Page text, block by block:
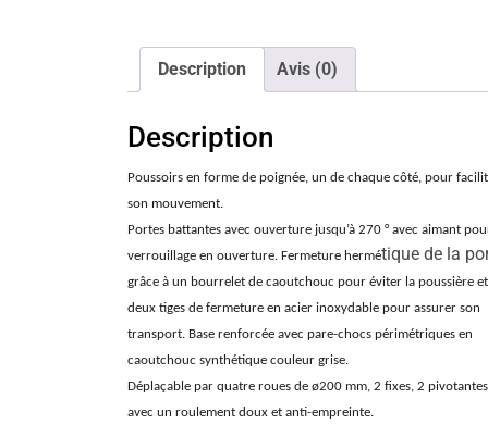
Description Avis (0)
Description
Poussoirs en forme de poignée, un de chaque côté, pour
son mouvement.
Portes battantes avec ouverture jusqu’à 270 ° avec aimant
verrouillage en ouverture. Fermeture hermétique de la
grâce à un bourrelet de caoutchouc pour éviter la poussière et
deux tiges de fermeture en acier inoxydable pour assurer son
transport. Base renforcée avec pare-chocs périmétriques en
caoutchouc synthétique couleur grise.
Déplaçable par quatre roues de ø200 mm, 2 fixes, 2
avec un roulement doux et anti-empreinte.